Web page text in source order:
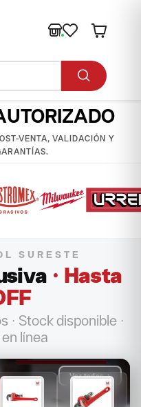
VENTA, VALIDACIÓN Y
SURESTE
· Hasta
· Stock disponible ·
línea
Ver todos →